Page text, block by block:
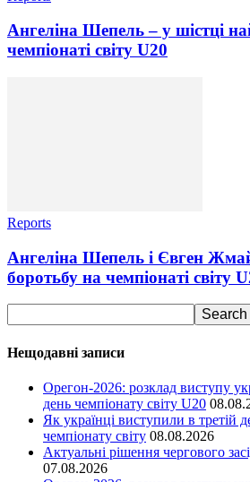
Ангеліна Шепель – у шістці
чемпіонаті світу U20
Reports
Ангеліна Шепель і Євген
боротьбу на чемпіонаті світу
Нещодавні записи
Орегон-2026: розклад виступу
день чемпіонату світу U20
Як українці виступили в третій
чемпіонату світу 08.08.2026
Актуальні рішення чергового
07.08.2026